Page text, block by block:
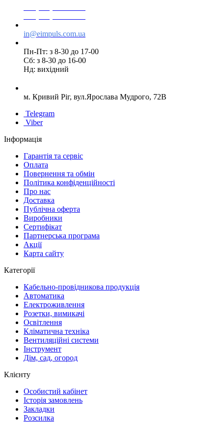
in@eimpuls.com.ua
Пн-Пт: з 8-30 до 17-00
Сб: з 8-30 до 16-00
Нд: вихідний
м. Кривий Ріг, вул.Ярослава Мудрого, 72В
Telegram
Viber
Інформація
Гарантія та сервіс
Оплата
Повернення та обмін
Політика конфіденційності
Про нас
Доставка
Публічна оферта
Виробники
Сертифікат
Партнерська програма
Акції
Карта сайту
Категорії
Кабельно-провідникова продукція
Автоматика
Електроживлення
Розетки, вимикачі
Освітлення
Кліматична техніка
Вентиляційні системи
Інструмент
Дім, сад, огород
Клієнту
Особистий кабінет
Історія замовлень
Закладки
Розсилка